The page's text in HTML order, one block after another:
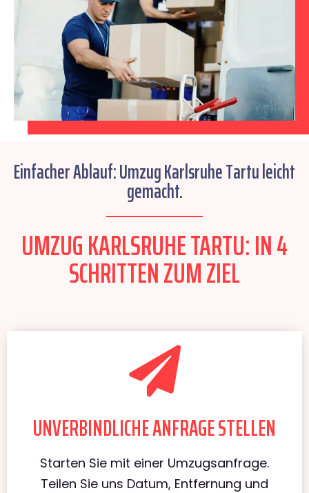
Einfacher Ablauf: Umzug Karlsruhe Tartu leicht
gemacht.
UMZUG KARLSRUHE TARTU: IN 4
SCHRITTEN ZUM ZIEL
UNVERBINDLICHE ANFRAGE STELLEN
Starten Sie mit einer Umzugsanfrage.
Teilen Sie uns Datum, Entfernung und